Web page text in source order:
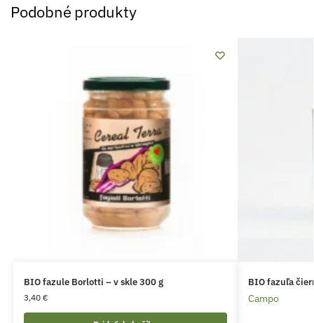
Podobné produkty
BIO fazule Borlotti – v skle 300 g
3,40 €
BIO fazuľa
Campo